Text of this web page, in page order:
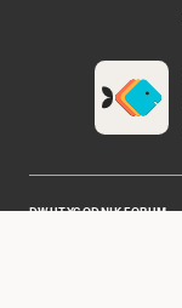
DWUTYGODNIK FORUM